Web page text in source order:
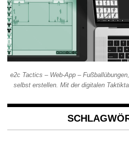
e2c Tactics – Web-App –
selbst erstellen. Mit der digitalen